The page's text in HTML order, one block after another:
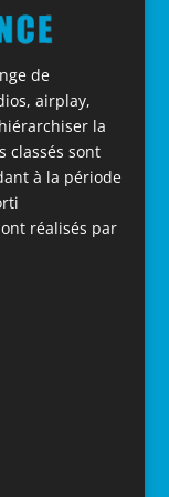
de
airplay,
la
classés sont
à la période
réalisés par